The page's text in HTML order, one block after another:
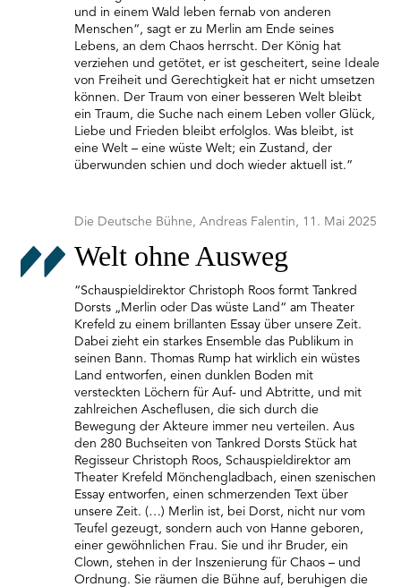
und in einem Wald leben fernab von anderen
Menschen“, sagt er zu Merlin am Ende seines
Lebens, an dem Chaos herrscht. Der König hat
verziehen und getötet, er ist gescheitert, seine Ideale
von Freiheit und Gerechtigkeit hat er nicht umsetzen
können. Der Traum von einer besseren Welt bleibt
ein Traum, die Suche nach einem Leben voller Glück,
Liebe und Frieden bleibt erfolglos. Was bleibt, ist
eine Welt – eine wüste Welt; ein Zustand, der
überwunden schien und doch wieder aktuell ist.”
Die Deutsche Bühne, Andreas Falentin, 11. Mai 2025
Welt ohne Ausweg
“Schauspieldirektor Christoph Roos formt Tankred
Dorsts „Merlin oder Das wüste Land“ am Theater
Krefeld zu einem brillanten Essay über unsere Zeit.
Dabei zieht ein starkes Ensemble das Publikum in
seinen Bann. Thomas Rump hat wirklich ein wüstes
Land entworfen, einen dunklen Boden mit
versteckten Löchern für Auf- und Abtritte, und mit
zahlreichen Ascheflusen, die sich durch die
Bewegung der Akteure immer neu verteilen. Aus
den 280 Buchseiten von Tankred Dorsts Stück hat
Regisseur Christoph Roos, Schauspieldirektor am
Theater Krefeld Mönchengladbach, einen szenischen
Essay entworfen, einen schmerzenden Text über
unsere Zeit. (…) Merlin ist, bei Dorst, nicht nur vom
Teufel gezeugt, sondern auch von Hanne geboren,
einer gewöhnlichen Frau. Sie und ihr Bruder, ein
Clown, stehen in der Inszenierung für Chaos – und
Ordnung. Sie räumen die Bühne auf, beruhigen die